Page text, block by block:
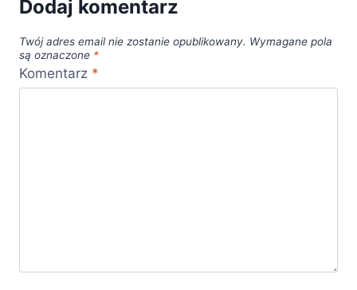
Dodaj komentarz
Twój adres email nie zostanie opublikowany. Wymagane pola
są oznaczone *
Komentarz *